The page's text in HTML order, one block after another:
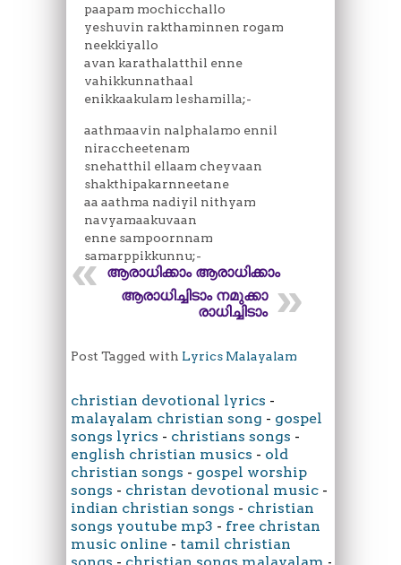
paapam mochicchallo
yeshuvin rakthaminnen rogam
neekkiyallo
avan karathalatthil enne
vahikkunnathaal
enikkaakulam leshamilla;-
aathmaavin nalphalamo ennil
niraccheetenam
snehatthil ellaam cheyvaan
shakthipakarnneetane
aa aathma nadiyil nithyam
navyamaakuvaan
enne sampoornnam
samarppikkunnu;-
ആരാധിക്കാം ആരാധിക്കാം
ആരാധിച്ചിടാം നമുക്കാ
രാധിച്ചിടാം
Post Tagged with Lyrics Malayalam
christian devotional lyrics -
malayalam christian song - gospel
songs lyrics - christians songs -
english christian musics - old
christian songs - gospel worship
songs - christan devotional music -
indian christian songs - christian
songs youtube mp3 - free christan
music online - tamil christian
songs - christian songs malayalam -